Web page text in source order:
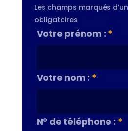
Les champs marqués d’un
obligatoires
Votre prénom : *
Votre nom : *
N° de téléphone : *